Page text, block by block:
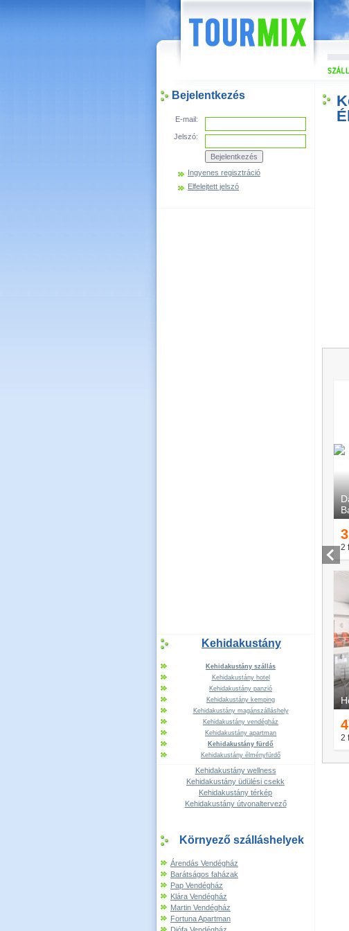
Bejelentkezés
E-mail:
Jelszó:
Ingyenes regisztráció
Elfelejtett jelszó
Kehidakustány
Kehidakustány szállás
Kehidakustány hotel
Kehidakustány panzió
Kehidakustány kemping
Kehidakustány magánszálláshely
Kehidakustány vendégház
Kehidakustány apartman
Kehidakustány fürdő
Kehidakustány élményfürdő
Kehidakustány wellness
Kehidakustány üdülési csekk
Kehidakustány térkép
Kehidakustány útvonaltervező
Környező szálláshelyek
Árendás Vendégház
Barátságos faházak
Pap Vendégház
Klára Vendégház
Martin Vendégház
Fortuna Apartman